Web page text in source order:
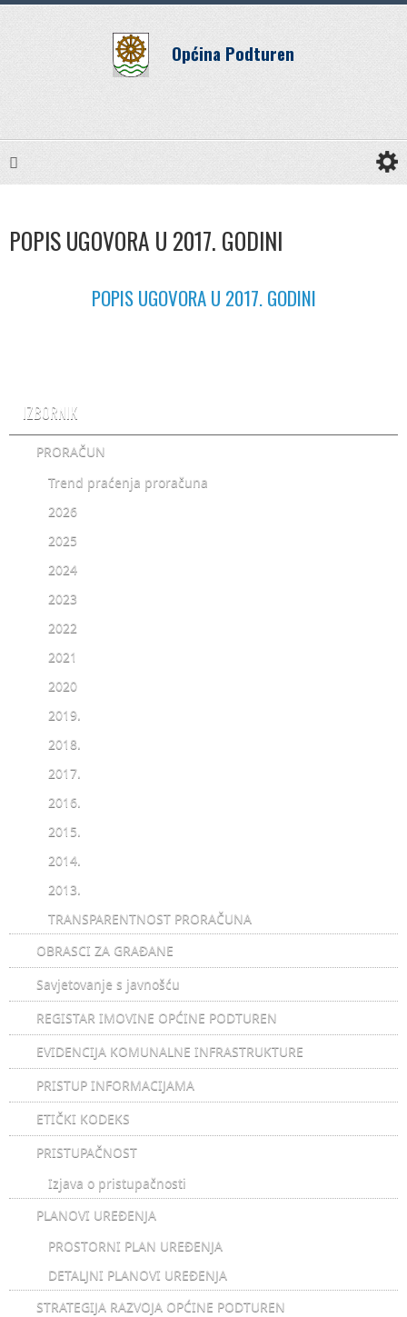
Općina Podturen
POPIS UGOVORA U 2017. GODINI
POPIS UGOVORA U 2017. GODINI
IZBORNIK
PRORAČUN
Trend praćenja proračuna
2026
2025
2024
2023
2022
2021
2020
2019.
2018.
2017.
2016.
2015.
2014.
2013.
TRANSPARENTNOST PRORAČUNA
OBRASCI ZA GRAĐANE
Savjetovanje s javnošću
REGISTAR IMOVINE OPĆINE PODTUREN
EVIDENCIJA KOMUNALNE INFRASTRUKTURE
PRISTUP INFORMACIJAMA
ETIČKI KODEKS
PRISTUPAČNOST
Izjava o pristupačnosti
PLANOVI UREĐENJA
PROSTORNI PLAN UREĐENJA
DETALJNI PLANOVI UREĐENJA
STRATEGIJA RAZVOJA OPĆINE PODTUREN